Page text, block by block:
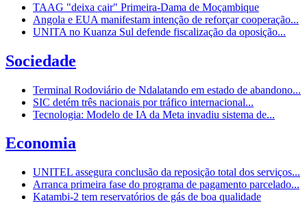
TAAG "deixa cair" Primeira-Dama de Moçambique
Angola e EUA manifestam intenção de reforçar cooperação...
UNITA no Kuanza Sul defende fiscalização da oposição...
Sociedade
Terminal Rodoviário de Ndalatando em estado de abandono...
SIC detém três nacionais por tráfico internacional...
Tecnologia: Modelo de IA da Meta invadiu sistema de...
Economia
UNITEL assegura conclusão da reposição total dos serviços...
Arranca primeira fase do programa de pagamento parcelado...
Katambi-2 tem reservatórios de gás de boa qualidade